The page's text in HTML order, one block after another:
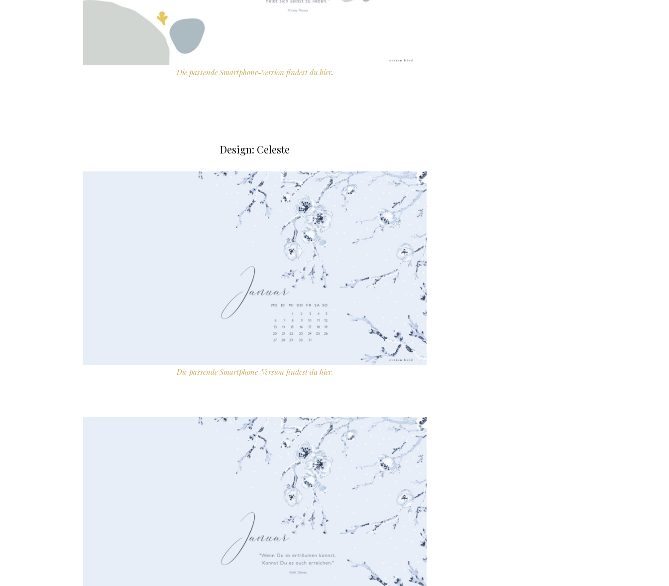
Die passende Smartphone-Version findest du hier.
Design: Celeste
Die passende Smartphone-Version findest du hier.